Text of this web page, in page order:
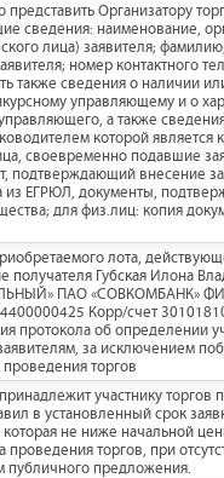
Организатору
сведения: наименование,
лица) заявителя;
номер контактного
также сведения о наличии
управляющему и о
а также
которой является
своевременно подавшие
подтверждающий внесение
из ЕГРЮЛ, документы,
для физ.лиц: копия
лота,
получателя Губская Илона
ПАО «СОВКОМБАНК»
Корр/счет
протокола об определении
за исключением
проведения торгов
участнику
в установленный срок
не ниже начальной
торгов, при
публичного предложения.